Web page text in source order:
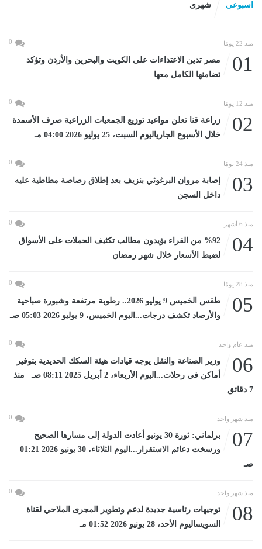
اسبوعى شهرى
منذ 22 يومًا 0
01
مصر تدين الاعتداءات على الكويت والبحرين والأردن وتؤكد
تضامنها الكامل معها
منذ 12 يومًا 0
02
زراعة قنا تعلن مواعيد توزيع الجمعيات الزراعية صرف الأسمدة
خلال الأسبوع الجارياليوم السبت، 25 يوليو 2026 04:00 مـ
منذ 24 يومًا 0
03
إصابة مروان البرغوثي بنزيف بعد إطلاق رصاصة مطاطية عليه
داخل السجن
منذ 6 أشهر 0
04
%92 من القراء يؤيدون مطالب تكثيف الحملات على الأسواق
لضبط الأسعار خلال شهر رمضان
منذ 28 يومًا 0
05
طقس الخميس 9 يوليو 2026.. رطوبة مرتفعة وشبورة صباحية
والأرصاد تكشف درجات...اليوم الخميس، 9 يوليو 2026 05:03 صـ
منذ عام واحد 0
06
وزير الصناعة والنقل يوجه قيادات هيئة السكك الحديدية بتوفير
أماكن في رحلات...اليوم الأربعاء، 2 أبريل 2025 08:11 صـ منذ
7 دقائق
منذ شهر واحد 0
07
برلماني: ثورة 30 يونيو أعادت الدولة إلى مسارها الصحيح
ورسخت دعائم الاستقرار...اليوم الثلاثاء، 30 يونيو 2026 01:21
صـ
منذ شهر واحد 0
08
توجيهات رئاسية جديدة لدعم وتطوير المجرى الملاحي لقناة
السويساليوم الأحد، 28 يونيو 2026 01:52 مـ